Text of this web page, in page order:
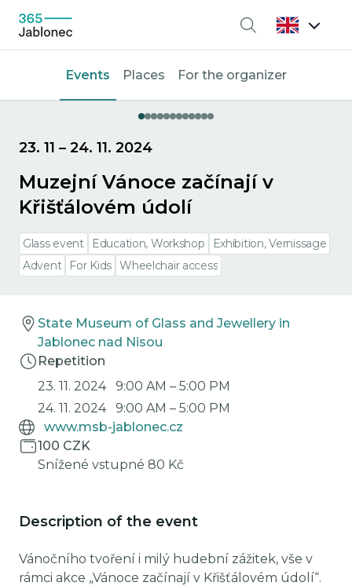
Search
Events Places For the organizer
23. 11 – 24. 11. 2024
Muzejní Vánoce začínají v
Křišťálovém údolí
Glass event Education, Workshop
Exhibition, Vernissage
Advent
For Kids Wheelchair access
State Museum of Glass and Jewellery in
Jablonec nad Nisou
Repetition
23. 11. 2024
9:00 AM – 5:00 PM
24. 11. 2024
9:00 AM – 5:00 PM
www.msb-jablonec.cz
100 CZK
Snížené vstupné 80 Kč
Description of the event
Vánočního tvoření i milý hudební zážitek, vše v
rámci akce „Vánoce začínají v Křišťálovém údolí“.